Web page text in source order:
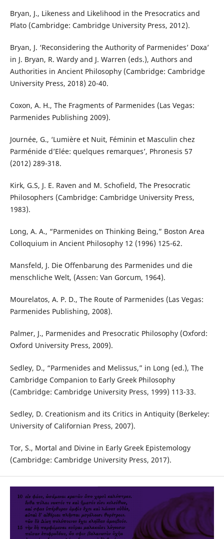
Bryan, J., Likeness and Likelihood in the Presocratics and
Plato (Cambridge: Cambridge University Press, 2012).
Bryan, J. ‘Reconsidering the Authority of Parmenides’ Doxa’
in J. Bryan, R. Wardy and J. Warren (eds.), Authors and
Authorities in Ancient Philosophy (Cambridge: Cambridge
University Press, 2018) 20-40.
Coxon, A. H., The Fragments of Parmenides (Las Vegas:
Parmenides Publishing 2009).
Journée, G., ‘Lumière et Nuit, Féminin et Masculin chez
Parménide d’Elée: quelques remarques’, Phronesis 57
(2012) 289-318.
Kirk, G.S, J. E. Raven and M. Schofield, The Presocratic
Philosophers (Cambridge: Cambridge University Press,
1983).
Long, A. A., “Parmenides on Thinking Being,” Boston Area
Colloquium in Ancient Philosophy 12 (1996) 125-62.
Mansfeld, J. Die Offenbarung des Parmenides und die
menschliche Welt, (Assen: Van Gorcum, 1964).
Mourelatos, A. P. D., The Route of Parmenides (Las Vegas:
Parmenides Publishing, 2008).
Palmer, J., Parmenides and Presocratic Philosophy (Oxford:
Oxford University Press, 2009).
Sedley, D., “Parmenides and Melissus,” in Long (ed.), The
Cambridge Companion to Early Greek Philosophy
(Cambridge: Cambridge University Press, 1999) 113-33.
Sedley, D. Creationism and its Critics in Antiquity (Berkeley:
University of Californian Press, 2007).
Tor, S., Mortal and Divine in Early Greek Epistemology
(Cambridge: Cambridge University Press, 2017).